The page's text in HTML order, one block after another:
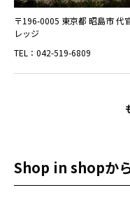
〒196-0005 東京都 昭島市 代
レッジ
TEL：042-519-6809
Shop in shopか